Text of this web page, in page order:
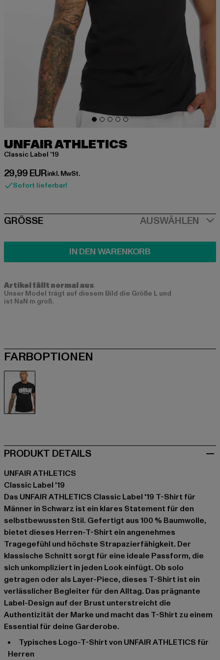
UNFAIR ATHLETICS
Classic Label '19
29,99 EUR
Derzeitiger Preis: 29,99 EUR
inkl. MwSt.
Sofort lieferbar!
SIZE
GRÖSSE AUSWÄHLEN
IN DEN WARENKORB
Artikel fällt normal aus
Unser Model trägt auf diesem Bild die Größe L und
ist NaN m groß.
FARBOPTIONEN
PRODUKT DETAILS
UNFAIR ATHLETICS
Classic Label '19
Das UNFAIR ATHLETICS Classic Label '19 T-Shirt für
Männer in Schwarz ist ein klares Statement für den
selbstbewussten Stil. Gefertigt aus 100 % Baumwolle,
bietet dieses Herren-T-Shirt ein angenehmes
Tragegefühl und höchste Strapazierfähigkeit. Der
klassische Schnitt sorgt für eine ideale Passform, die
sich unkompliziert in jeden Look einfügt. Ob solo
getragen oder als Layer-Piece, dieses T-Shirt ist ein
verlässlicher Begleiter für den Alltag. Das prägnante
Label-Design auf der Brust unterstreicht die
Authentizität der Marke und macht das T-Shirt zu einem
Essential für deine Garderobe.
typisches Logo-T-Shirt von UNFAIR ATHLETICS für
Herren